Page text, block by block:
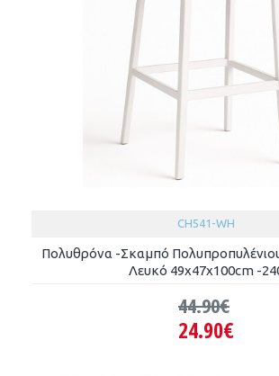
CH541-WH
Πολυθρόνα -Σκαμπό
Λευκό 49x47x100cm -
24.90€
44.90€